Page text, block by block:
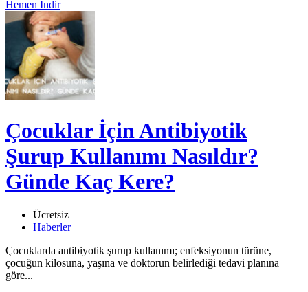
Hemen İndir
Çocuklar İçin Antibiyotik
Şurup Kullanımı Nasıldır?
Günde Kaç Kere?
Ücretsiz
Haberler
Çocuklarda antibiyotik şurup kullanımı; enfeksiyonun türüne,
çocuğun kilosuna, yaşına ve doktorun belirlediği tedavi planına
göre...